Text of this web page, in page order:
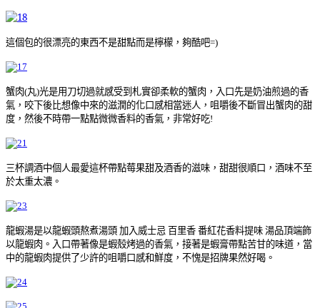
這個包的很漂亮的東西不是甜點而是檸檬，夠酷吧=)
蟹肉(丸)光是用刀切過就感受到札實卻柔軟的蟹肉，入口先是奶油煎過的香
氣，咬下後比想像中來的滋潤的化口感相當迷人，咀嚼後不斷冒出蟹肉的甜
度，然後不時帶一點點微微香料的香氣，非常好吃!
三杯調酒中個人最愛這杯帶點莓果甜及酒香的滋味，甜甜很順口，酒味不至
於太重太濃。
龍蝦湯是以龍蝦頭熬煮湯頭加入威士忌 百里香番紅花香料提味湯品頂端飾
以龍蝦肉。入口帶著像是蝦殼烤過的香氣，接著是蝦膏帶點苦甘的味道，當
中的龍蝦肉提供了少許的咀嚼口感和鮮度，不愧是招牌果然好喝。